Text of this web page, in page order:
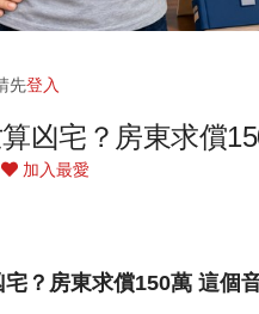
先登入
凶宅？房東求償
加入最愛
？房東求償150萬 這個